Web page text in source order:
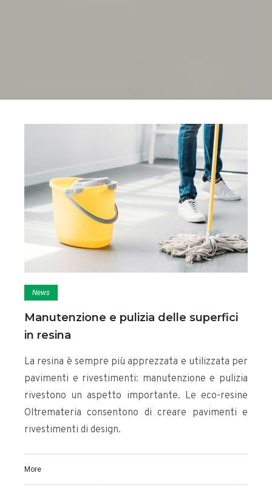
News
Manutenzione e pulizia delle superfici
in resina
La resina è sempre più apprezzata e utilizzata per
pavimenti e rivestimenti: manutenzione e pulizia
rivestono un aspetto importante. Le eco-resine
Oltremateria consentono di creare pavimenti e
rivestimenti di design.
More